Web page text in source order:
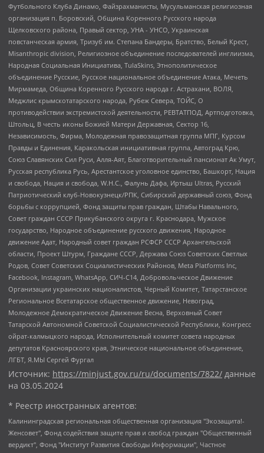
Футбольного Клуба Динамо, Файзрахманисты, Мусульманская религиозная
организация п. Боровский, Община Коренного Русского народа
Щелковского района, Правый сектор, УНА - УНСО, Украинская
повстанческая армия, Тризуб им. Степана Бандеры, Братство, Белый Крест,
Misanthropic division, Религиозное объединение последователей инглиизма,
Народная Социальная Инициатива, TulaSkins, Этнополитическое
объединение Русские, Русское национальное объединение Атака, Мечеть
Мирмамеда, Община Коренного Русского народа г. Астрахани, ВОЛЯ,
Меджлис крымскотатарского народа, Рубеж Севера, ТОЙС, О
противодействии экстремистской деятельности, РЕВТАТПОД, Артподготовка,
Штольц, В честь иконы Божией Матери Державная, Сектор 16,
Независимость, Фирма, Молодежная правозащитная группа МПГ, Курсом
Правды и Единения, Каракольская инициативная группа, Автоград Крю,
Союз Славянских Сил Руси, Алля-Аят, Благотворительный пансионат Ак Умут,
Русская республика Русь, Арестантское уголовное единство, Башкорт, Нация
и свобода, Нация и свобода, W.H.С., Фалунь Дафа, Иртыш Ultras, Русский
Патриотический клуб-Новокузнецк/РПК, Сибирский державный союз, Фонд
борьбы с коррупцией, Фонд защиты прав граждан, Штабы Навального,
Совет граждан СССР Прикубанского округа г. Краснодара, Мужское
государство, Народное объединение русского движения, Народное
движение Адат, Народный совет граждан РСФСР СССР Архангельской
области, Проект Штурм, Граждане СССР, Держава Союз Советских Светлых
Родов, Совет Советских Социалистических Районов, Meta Platforms Inc,
Facebook, Instagram, WhatsApp, СИЧ-С14, Добровольческое Движение
Организации украинских националистов, Черный Комитет, Татарстанское
Региональное Всетатарское общественное движение, Невоград,
Молодежное Демократическое Движение Весна, Верховный Совет
Татарской Автономной Советской Социалистической Республики, Конгресс
ойрат-калмыцкого народа, Исполнительный комитет совета народных
депутатов Красноярского края, Этническое национальное объединение,
ЛГБТ, Я.МЫ Сергей Фургал
Источник: https://minjust.gov.ru/ru/documents/7822/ данные
на 03.05.2024
* Реестр иностранных агентов:
Калининградская региональная общественная организация "Экозащита!-Женсовет", Фонд содействия защите прав и свобод граждан "Общественный вердикт", Фонд "Институт Развития Свободы Информации", Частное учреждение "Информационное агентство МЕМО. РУ", Региональная общественная организация "Общественная комиссия по сохранению наследия академика Сахарова", Фонд поддержки свободы прессы, Санкт-Петербургская общественная правозащитная организация "Гражданский контроль", Межрегиональная общественная организация "Информационно-просветительский центр "Мемориал", Региональный Фонд "Центр Защиты Прав Средств Массовой Информации", с 05.12.2023 Фонд "Центр Защиты Прав Средств массовой информации", Региональная общественная благотворительная организация помощи беженцам и мигрантам "Гражданское содействие", Негосударственное образовательное учреждение дополнительного профессионального образования (повышение квалификации) специалистов "АКАДЕМИЯ ПО ПРАВАМ ЧЕЛОВЕКА", Свердловская региональная общественная организация "Сутяжник", Автономная некоммерческая организация "Центр независимых социологических исследований", Союз общественных объединений "Российский исследовательский центр по правам человека", Региональное общественное учреждение научно-информационный центр "МЕМОРИАЛ", Некоммерческая организация "Фонд защиты гласности", Автономная некоммерческая организация "Институт прав человека", Городская общественная организация "Екатеринбургское общество "МЕМОРИАЛ", Городская общественная организация "Рязанское историко-просветительское и правозащитное общество "Мемориал" (Рязанский Мемориал), Челябинский региональный орган общественной самодеятельности – женское общественное объединение "Женщины Евразии", Челябинский региональный орган общественной самодеятельности "Уральская правозащитная группа", Фонд содействия защите здоровья и социальной справедливости имени Андрея Рылькова, Автономная Некоммерческая Организация "Аналитический Центр Юрия Левады", Автономная некоммерческая организация социальной поддержки населения "Проект Апрель", Региональная общественная организация помощи женщинам и детям, находящимся в кризисной ситуации "Информационно-методический центр "Анна", Фонд содействия развитию массовых коммуникаций и правовому просвещению "Так-так-Так", Фонд содействия устойчивому развитию "Серебряная тайга", Свердловский региональный общественный фонд социальных проектов "Новое время", "Idel.Реалии", Кавказ.Реалии, Крым.Реалии, Телеканал Настоящее Время, Татаро-башкирская служба Радио Свобода (Azatliq Radiosi), Радио Свободная Европа/Радио Свобода (PCE/PC), "Сибирь.Реалии", "Фактограф", Благотворительный фонд помощи осужденным и их семьям, Автономная некоммерческая организация "Институт глобализации и социальных движений", Фонд "В защиту прав заключенных", Частное учреждение "Центр поддержки и содействия развитию средств массовой информации", Пензенский региональный общественный благотворительный фонд "Гражданский союз", "Север.Реалии", Некоммерческая организация Фонд "Правовая инициатива", Общество с ограниченной ответственностью "Радио Свободная Европа/Радио Свобода", Чешское информационное агентство "MEDIUM-ORIENT", Красноярская региональная общественная организация "Мы против СПИДа", Камалягин Денис Николаевич, Маркелов Сергей Евгеньевич, Пономарев Лев Александрович, Савицкая Людмила Алексеевна, Автономная некоммерческая организация "Центр по работе с проблемой насилия "НАСИЛИЮ.НЕТ", Межрегиональный профессиональный союз работников здравоохранения "Альянс врачей", Юридическое лицо, зарегистрированное в Латвийской Республике, SIA "Medusa Project" (регистрационный номер 40103797863, дата регистрации 10.06.2014), Некоммерческая организация "Фонд по борьбе с коррупцией", Автономная некоммерческая организация "Институт права и публичной политики", Баданин Роман Сергеевич, Гликин Максим Александрович, Железнова Мария Михайловна, Лукьянова Юлия Сергеевна, Маетная Елизавета Витальевна, Маняхин Петр Борисович, Чуракова Ольга Владимировна, Ярош Юлия Петровна, Юридическое лицо "The Insider SIA", зарегистрированное в Риге, Латвийская Республика (дата регистрации 26.06.2015), являющееся администратором доменного имени интернет-издания "The Insider SIA", https://theins.ru, Постернак Алексей Евгеньевич, Рубин Михаил Аркадьевич, Анин Роман Александрович, Юридическое лицо Istories fonds, зарегистрированное в Латвийской Республике (регистрационный номер 50008295751, дата регистрации 24.02.2020), Великовский Дмитрий Александрович, Долинина Ирина Николаевна, Мароховская Алеся Алексеевна, Шлейнов Роман Юрьевич, Шмагун Олеся Валентиновна, Общество с ограниченной ответственностью "Альтаир 2021", Общество с ограниченной ответственностью "Вега 2021", Общество с ограниченной ответственностью "Главный редактор 2021", Общество с ограниченной ответственностью "Ромашки монолит", Важенков Артем Валерьевич, Ивановская областная общественная организация "Центр гендерных исследований", Гурман Юрий Альбертович, Медиапроект "ОВД-Инфо", Егоров Владимир Владимирович, Жилинский Владимир Александрович, Общество с ограниченной ответственностью "ЗП", Иванова София Юрьевна, Карезина Инна Павловна, Кильтау Екатерина Викторовна, Петров Алексей Викторович, Пискунов Сергей Евгеньевич, Смирнов Сергей Сергеевич, Тихонов Михаил Сергеевич, Общество с ограниченной ответственностью "ЖУРНАЛИСТ-ИНОСТРАННЫЙ АГЕНТ", Арапова Галина Юрьевна, Вольтская Татьяна Анатольевна, Американская компания "Mason G.E.S. Anonymous Foundation" (США), являющаяся владельцем интернет-издания https://mnews.world/, Компания "Stichting Bellingcat", зарегистрированная в Нидерландах (дата регистрации 11.07.2018), Захаров Андрей Вячеславович, Клепиковская Екатерина Дмитриевна, Общество с ограниченной ответственностью "МЕМО", Перл Роман Александрович, Симонов Евгений Алексеевич, Соловьева Елена Анатольевна, Сотников Даниил Владимирович, Сурначева Елизавета Дмитриевна, Автономная некоммерческая организация по защите прав человека и информированию населения "Якутия – Наше Мнение", Общество с ограниченной ответственностью "Москоу диджитал медиа", с 26.01.2023 Общество с ограниченной ответственностью "Чайка Белые сады", Ветошкина Валерия Валерьевна, Заговора Максим Александрович, Межрегиональное общественное движение "Российская ЛГБТ - сеть", Оленичев Максим Владимирович, Павлов Иван Юрьевич, Скворцова Елена Сергеевна, Общество с ограниченной ответственностью "Как бы инагент", Кочетков Игорь Викторович, Общество с ограниченной ответственностью "Честные выборы", Еланчик Олег Александрович, Общество с ограниченной ответственностью "Нобелевский призыв", Гималова Регина Эмилевна, Григорьев Андрей Валерьевич, Григорьева Алина Александровна, Ассоциация по содействию защите прав призывников, альтернативнослужащих и военнослужащих "Правозащитная группа "Гражданин.Армия.Право", Хисамова Регина Фаритовна, Автономная некоммерческая организация по реализации социально-правовых программ "Лилит", Дальневосточное общественное движение "Маяк", Санкт-Петербургская ЛГБТ-инициативная группа "Выход", Инициативная группа ЛГБТ+ "Реверс", Алексеев Андрей Викторович, Бекбулатова Таисия Львовна, Беляев Иван Михайлович, Владыкина Елена Сергеевна, Гельман Марат Александрович, Никульшина Вероника Юрьевна, Толоконникова Надежда Андреевна, Шендерович Виктор Анатольевич, Общество с ограниченной ответственностью "Данное сообщение", Общество с ограниченной ответственностью Издательский дом "Новая глава", Айнбиндер Александра Александровна, Московский комьюнити-центр для ЛГБТ+инициатив, Благотворительный фонд развития филантропии, Deutsche Welle (Германия, Kurt-Schumacher-Strasse 3, 53113 Bonn), Борзунова Мария Михайловна, Воробьев Виктор Викторович, Голубева Анна Львовна, Константинова Алла Михайловна, Малкова Ирина Владимировна, Мурадов Мурад Абдулгалимович, Осетинская Елизавета Николаевна, Понасенков Евгений Николаевич, Ганапольский Матвей Юрьевич, Киселев Евгений Алексеевич, Борухович Ирина Григорьевна, Дремин Иван Тимофеевич, Дубровский Дмитрий Викторович, Красноярская региональная общественная организация поддержки и развития альтернативных образовательных технологий и межкультурных коммуникаций "ИНТЕРРА", Маяковская Екатерина Алексеевна, Фейгин Марк Захарович, Филимонов Андрей Викторович, Дзугкоева Регина Николаевна, Доброхотов Роман Александрович, Дудь Юрий Александрович, Елкин Сергей Владимирович, Кругликов Кирилл Игоревич, Сабунаева Мария Леонидовна, Семенов Алексей Владимирович, Шаинян Карен Багратович, Шульман Екатерина Михайловна, Асафьев Артур Валерьевич, Вахштайн Виктор Семенович, Венедиктов Алексей Алексеевич, Лушникова Екатерина Евгеньевна, Волков Леонид Михайлович, Невзоров Александр Глебович, Пархоменко Сергей Борисович, Сироткин Ярослав Николаевич, Кара-Мурза Владимир Владимирович, Баранова Наталья Владимировна, Гозман Леонид Яковлевич, Кагарлицкий Борис Юльевич, Климарев Михаил Валерьевич, Милов Владимир Станиславович, Автономная некоммерческая организация Краснодарский центр современного искусства "Типография", Моргенштерн Алишер Тагирович, Соболь Любовь Эдуардовна, Общество с ограниченной ответственностью "ЛИЗА НОРМ", Каспаров Гарри Кимович, Ходорковский Михаил Борисович, Общество с ограниченной ответственностью "Апрельские тезисы", Данилович Ирина Брониславовна, Кашин Олег Владимирович, Петров Николай Владимирович, Пивоваров Алексей Владимирович, Соколов Михаил Владимирович, Цветкова Юлия Владимировна, Чичваркин Евгений Александрович, Комитет против пыток/Команда против пыток, Общество с ограниченной ответственностью "Первый научный", Общество с ограниченной ответственностью "Вертолет и ко", Белоцерковская Вероника Борисовна, Кац Максим Евгеньевич, Лазарева Татьяна Юрьевна, Шаведдинов Руслан Табризович, Яшин Илья Валерьевич, Общество с ограниченной ответственностью "Иноагент ААВ", Алешковский Дмитрий Петрович, Альбац Евгения Марковна, Быков Дмитрий Львович, Галямина Юлия Евгеньевна, Лойко Сергей Леонидович, Мартынов Кирилл Константинович, Медведев Сергей Александрович, Крашенинников Федор Геннадиевич, Гордеева Катерина Вл